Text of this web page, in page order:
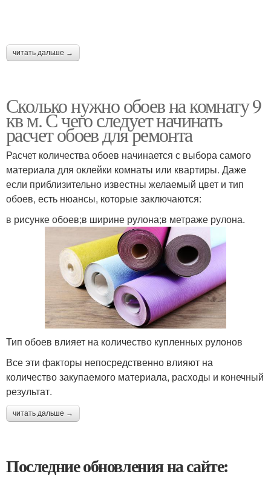
читать дальше →
Сколько нужно обоев на комнату 9
кв м. С чего следует начинать
расчет обоев для ремонта
Расчет количества обоев начинается с выбора самого
материала для оклейки комнаты или квартиры. Даже
если приблизительно известны желаемый цвет и тип
обоев, есть нюансы, которые заключаются:
в рисунке обоев;в ширине рулона;в метраже рулона.
Тип обоев влияет на количество купленных рулонов
Все эти факторы непосредственно влияют на
количество закупаемого материала, расходы и конечный
результат.
читать дальше →
Последние обновления на сайте: